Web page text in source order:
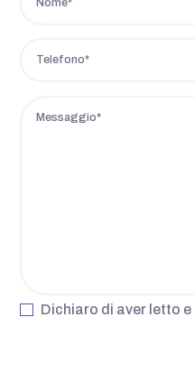
Dichiaro di aver letto e